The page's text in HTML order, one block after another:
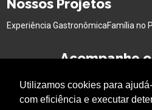
Utilizamos cookies para
com eficiência e executar
Nossos Projetos
Experiência GastronômicaFamília no
Acompanhe o